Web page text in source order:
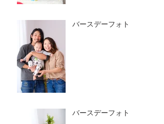
バースデーフォト
バースデーフォト